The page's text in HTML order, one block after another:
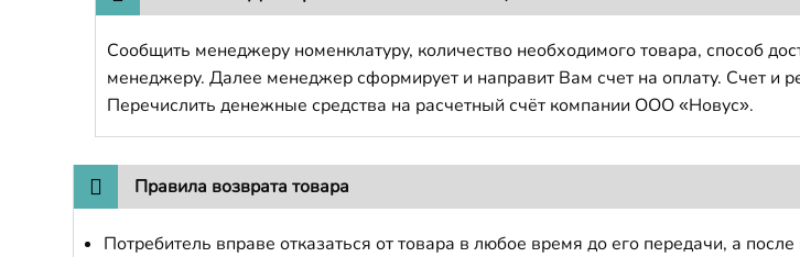
Сообщить менеджеру номенклатуру, количество необходимого товара, способ
менеджеру. Далее менеджер сформирует и направит Вам счет на оплату. Счет и
Перечислить денежные средства на расчетный счёт компании ООО «Новус».
Правила возврата товара
Потребитель вправе отказаться от товара в любое время до его передачи, а